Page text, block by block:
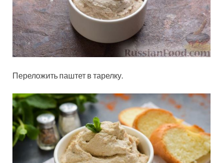
Переложить паштет в тарелку.